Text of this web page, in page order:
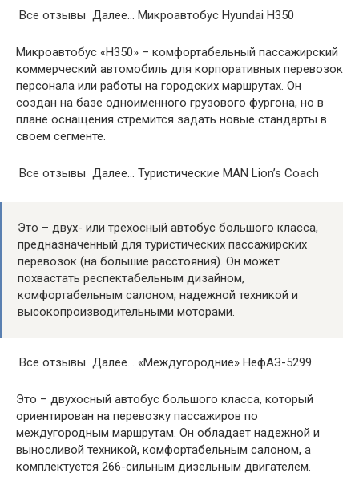
Все отзывы Далее… Микроавтобус Hyundai H350
Микроавтобус «Н350» – комфортабельный пассажирский
коммерческий автомобиль для корпоративных перевозок
персонала или работы на городских маршрутах. Он
создан на базе одноименного грузового фургона, но в
плане оснащения стремится задать новые стандарты в
своем сегменте.
Все отзывы Далее… Туристические MAN Lion’s Coach
Это – двух- или трехосный автобус большого класса,
предназначенный для туристических пассажирских
перевозок (на большие расстояния). Он может
похвастать респектабельным дизайном,
комфортабельным салоном, надежной техникой и
высокопроизводительными моторами.
Все отзывы Далее… «Междугородние» НефАЗ-5299
Это – двухосный автобус большого класса, который
ориентирован на перевозку пассажиров по
междугородным маршрутам. Он обладает надежной и
выносливой техникой, комфортабельным салоном, а
комплектуется 266-сильным дизельным двигателем.